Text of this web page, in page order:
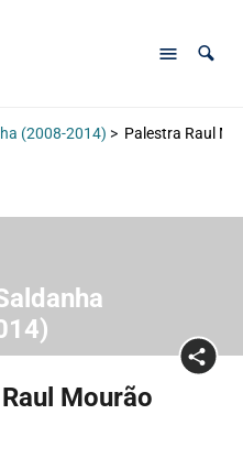
(2008-2014) > Palestra Raul
Mourão